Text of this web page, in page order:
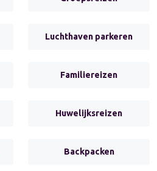
Luchthaven parkeren
Familiereizen
Huwelijksreizen
Backpacken